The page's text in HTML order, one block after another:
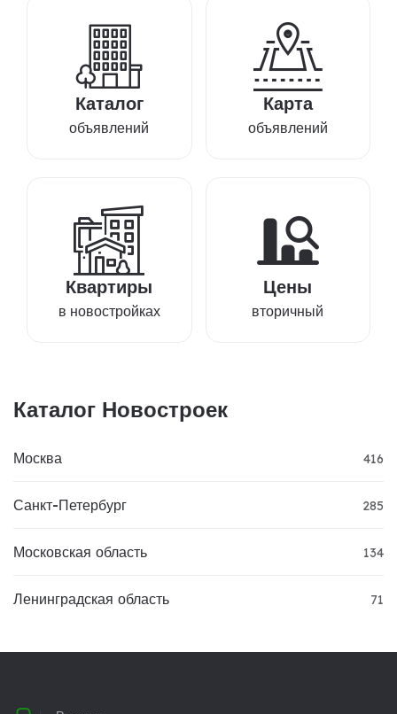
Каталог
объявлений
Карта
объявлений
Квартиры
в новостройках
Цены
вторичный
Каталог Новостроек
Москва 416
Санкт-Петербург 285
Московская область 134
Ленинградская область 71